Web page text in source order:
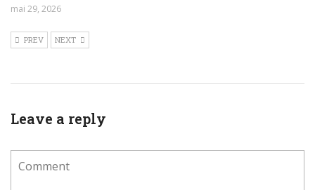
mai 29, 2026
PREV NEXT
Leave a reply